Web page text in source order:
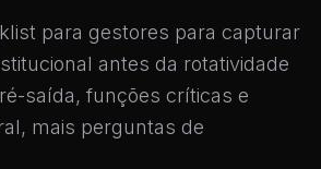
para gestores para capturar
antes da rotatividade
saída, funções críticas e
mais perguntas de